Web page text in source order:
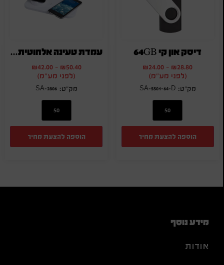
דיסק און קי 64GB
₪28.80
-
₪24.00
(לפני מע"מ)
SA-5501-64-D
הוספה להצעת מחיר
עמדת טעינה אלחוטית וקבועה
₪50.40
-
₪42.00
(לפני מע"מ)
SA-2806
הוספה להצעת מחיר
מידע נוסף
אודות